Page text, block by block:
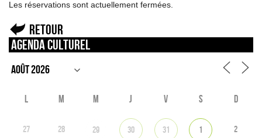
Les réservations sont actuellement fermées.
Retour
Agenda culturel
L M M J V S D
27 28 29 30 31 1 2